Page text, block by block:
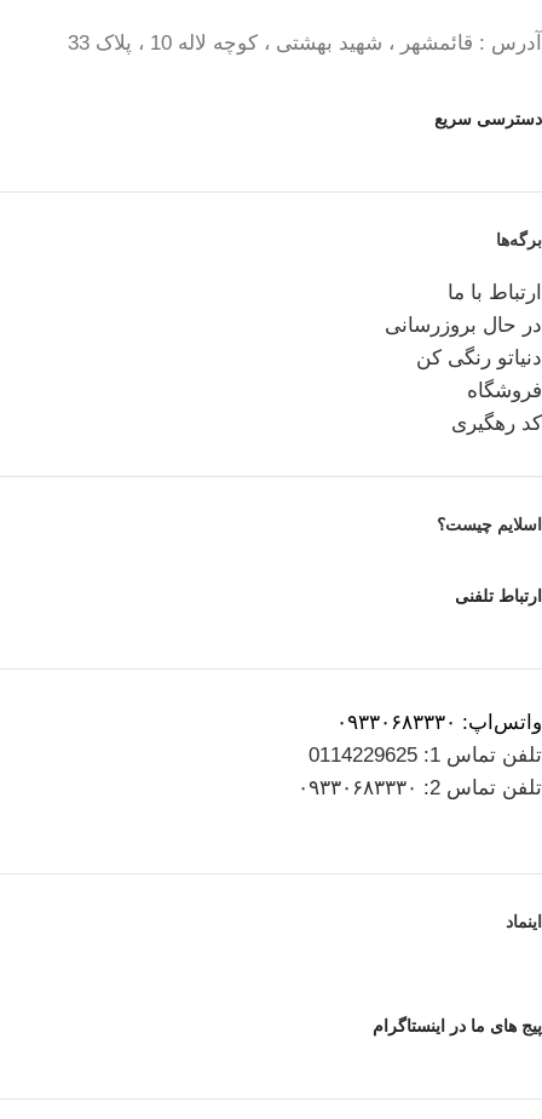
آدرس : قائمشهر ، شهید بهشتی ، کوچه لاله 10 ، پلاک 33
دسترسی سریع
برگه‌ها
ارتباط با ما
در حال بروزرسانی
دنیاتو رنگی کن
فروشگاه
کد رهگیری
اسلایم چیست؟
ارتباط تلفنی
واتس‌اپ: ۰۹۳۳۰۶۸۳۳۳۰
تلفن تماس 1: 0114229625
تلفن تماس 2: ۰۹۳۳۰۶۸۳۳۳۰
اینماد
پیج های ما در اینستاگرام